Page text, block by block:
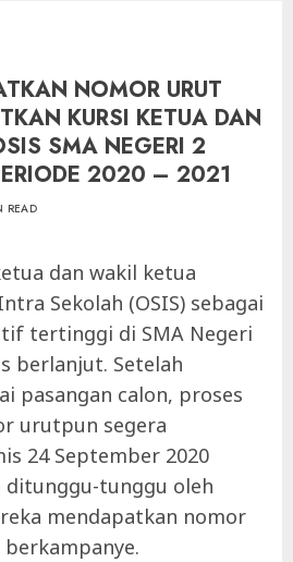
NOMOR URUT
KURSI KETUA DAN
SMA NEGERI 2
2020 – 2021
READ
dan wakil ketua
Sekolah (OSIS) sebagai
tertinggi di SMA Negeri
berlanjut. Setelah
pasangan calon, proses
urutpun segera
24 September 2020
ditunggu-tunggu oleh
mendapatkan nomor